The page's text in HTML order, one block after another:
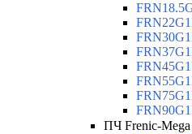
ПЧ Frenic-